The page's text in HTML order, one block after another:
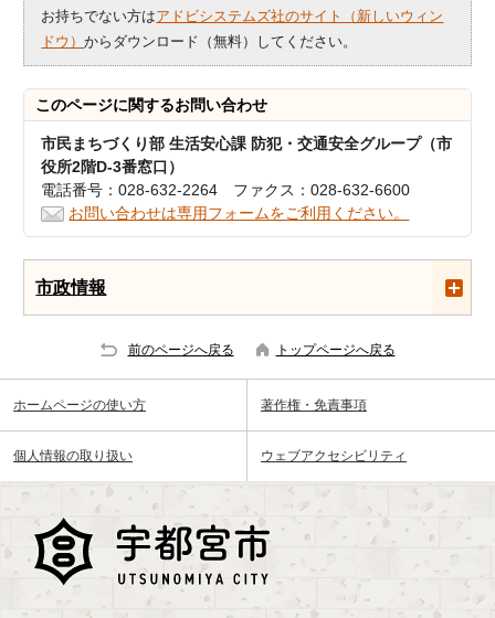
お持ちでない方はアドビシステムズ社のサイト（新しいウィン
ドウ）からダウンロード（無料）してください。
このページに関するお問い合わせ
市民まちづくり部 生活安心課 防犯・交通安全グループ（市
役所2階D-3番窓口）
電話番号：028-632-2264 ファクス：028-632-6600
お問い合わせは専用フォームをご利用ください。
市政情報
前のページへ戻る トップページへ戻る
ホームページの使い方 著作権・免責事項
個人情報の取り扱い ウェブアクセシビリティ